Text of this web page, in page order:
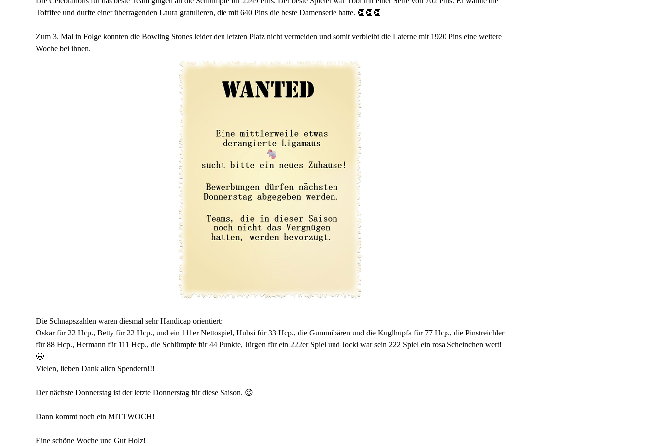
Toffifee und durfte einer überragenden Laura gratulieren, die mit 640 Pins die beste Damenserie hatte. 👏👏👏
Zum 3. Mal in Folge konnten die Bowling Stones leider den letzten Platz nicht vermeiden und somit verbleibt die Laterne mit 1920 Pins eine weitere
Woche bei ihnen.
Die Schnapszahlen waren diesmal sehr Handicap orientiert:
Oskar für 22 Hcp., Betty für 22 Hcp., und ein 111er Nettospiel, Hubsi für33 Hcp., die Gummibären und die Kuglhupfa für 77 Hcp., die Pinstreichler
für 88 Hcp., Hermann für 111 Hcp., die Schlümpfe für 44 Punkte, Jürgen für ein 222erSpiel und Jocki war sein 222 Spiel ein rosa Scheinchen wert!
🤩
Vielen, lieben Dank allen Spendern!!!
Der nächste Donnerstag ist der letzte Donnerstag für diese Saison. 😉
Dann kommt noch ein MITTWOCH!
Eine schöne Woche und Gut Holz!